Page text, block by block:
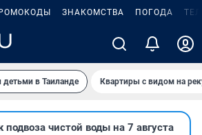
ЗНАКОМСТВА ПОГОДА
детьми в Таиланде Квартиры с видом на
подвоза чистой воды на 7 августа